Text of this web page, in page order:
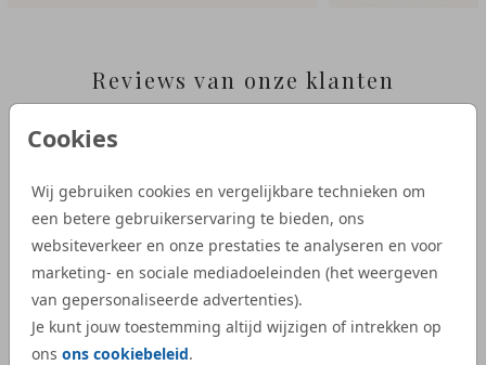
Cookies
Wij gebruiken cookies en vergelijkbare technieken om
een betere gebruikerservaring te bieden, ons
websiteverkeer en onze prestaties te analyseren en voor
marketing- en sociale mediadoeleinden (het weergeven
van gepersonaliseerde advertenties).
Je kunt jouw toestemming altijd wijzigen of intrekken op
ons ons cookiebeleid.
Reviews van onze klanten
Studio Dijs. We waren op zoek naar een
iets bijzonderder kaartje, en bij Studio Dijs
vonden we precies wat we zochten. Zowel
de proefdruk als de daadwerkelijke
geboortekaartjes waren snel geleverd.”
- Kelly
bij